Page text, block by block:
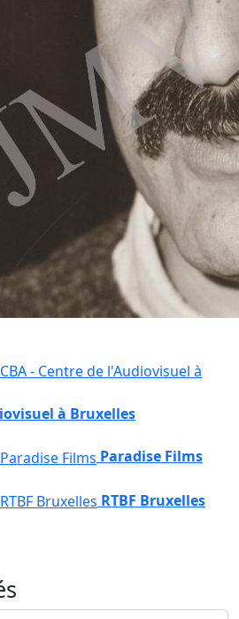
à Bruxelles
Paradise Films
RTBF Bruxelles